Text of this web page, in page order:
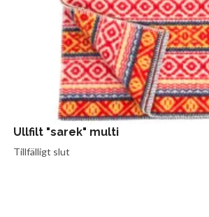
Ullfilt "sarek" multi
Tillfälligt slut